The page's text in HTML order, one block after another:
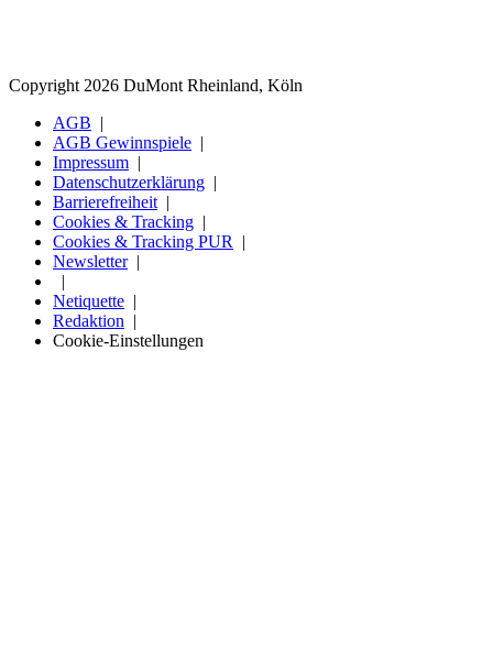
Copyright 2026 DuMont Rheinland, Köln
AGB
AGB Gewinnspiele
Impressum
Datenschutzerklärung
Barrierefreiheit
Cookies & Tracking
Cookies & Tracking PUR
Newsletter
Netiquette
Redaktion
Cookie-Einstellungen